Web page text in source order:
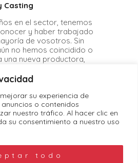
su experiencia de
o contenidos
nuestro tráfico. Al hacer clic en
su consentimiento a nuestro uso
todo
Casting
en el sector, tenemos
y haber trabajado
de vosotros. Sin
no hemos coincidido o
una nueva productora,
próximos